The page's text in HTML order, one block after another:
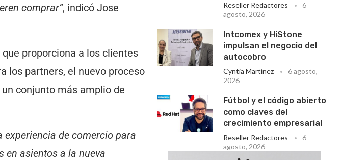
comprar”, indicó Jose
proporciona a los clientes
los partners, el nuevo proceso
conjunto más amplio de
experiencia de comercio para
en asientos a la nueva
Reseller Redactores
6
agosto, 2026
Intcomex y HiStone
impulsan el negocio del
autocobro
Cyntia Martinez
6 agosto,
2026
Fútbol y el código abierto
como claves del
crecimiento empresarial
Reseller Redactores
6
agosto, 2026